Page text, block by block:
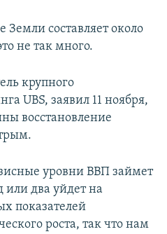
Земли составляет около
не так много.
крупного
UBS, заявил 11 ноября,
восстановление
уровни ВВП займет
два уйдет на
показателей
роста, так что нам